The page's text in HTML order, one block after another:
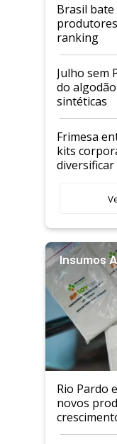
Brasil
produtores
ranking
Julho sem
do
sintéticas
Frimesa
kits
Insumos
Rio Pardo
novos